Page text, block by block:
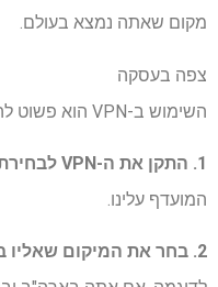
מקום שאתה נמצא בעולם.
צפה בעסקה
השימוש ב-VPN הוא פשוט להפליא.
1. התקן את ה-VPN לבחירתך
המועדף עלינו.
2. בחר את המיקום שאליו ברצונך להתחבר באפליקציית VPN.